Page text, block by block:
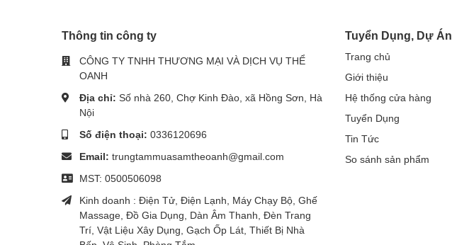
Thông tin công ty
CÔNG TY TNHH THƯƠNG MẠI VÀ DỊCH VỤ THỂ
OANH
Địa chỉ: Số nhà 260, Chợ Kinh Đào, xã Hồng Sơn, Hà
Nội
Số điện thoại: 0336120696
Email: trungtammuasamtheoanh@gmail.com
MST: 0500506098
Kinh doanh : Điện Tử, Điện Lạnh, Máy Chạy Bộ, Ghế
Massage, Đồ Gia Dụng, Dàn Âm Thanh, Đèn Trang
Trí, Vật Liệu Xây Dụng, Gạch Ốp Lát, Thiết Bị Nhà
Tuyển Dụng, Dự Án
Trang chủ
Giới thiệu
Hệ thống cửa hàng
Tuyển Dụng
Tin Tức
So sánh sản phẩm